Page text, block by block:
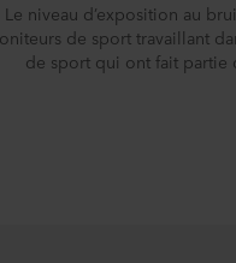
Le niveau d’exposition au
de sport travaillant
de sport qui ont fait partie